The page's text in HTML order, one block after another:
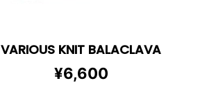
VARIOUS KNIT BALACLAVA
¥6,600